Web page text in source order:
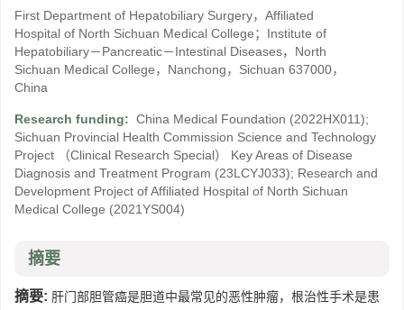
First Department of Hepatobiliary Surgery，Affiliated
Hospital of North Sichuan Medical College；Institute of
Hepatobiliary－Pancreatic－Intestinal Diseases，North
Sichuan Medical College，Nanchong，Sichuan 637000，
China
Research funding: China Medical Foundation (2022HX011);
Sichuan Provincial Health Commission Science and Technology
Project （Clinical Research Special） Key Areas of Disease
Diagnosis and Treatment Program (23LCYJ033); Research and
Development Project of Affiliated Hospital of North Sichuan
Medical College (2021YS004)
摘要
摘要: 肝门部胆管癌是胆道中最常见的恶性肿瘤，根治性手术是患